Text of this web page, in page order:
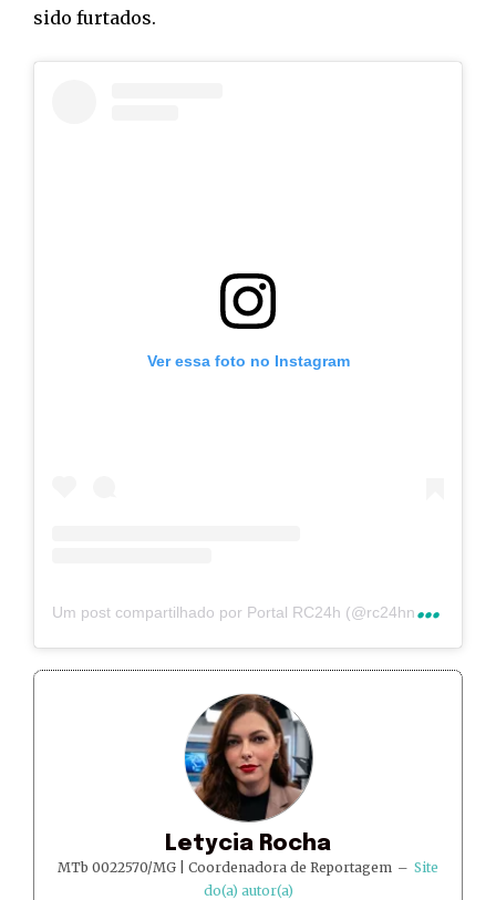
sido furtados.
Ver essa foto no Instagram
U
m post compartilhado por Portal RC24h (@rc24hnoticias)
Letycia Rocha
MTb 0022570/MG | Coordenadora de Reportagem – Site
do(a) autor(a)